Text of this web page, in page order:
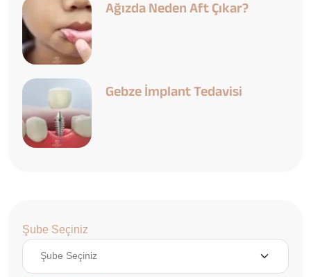
Ağızda Neden Aft Çıkar?
Gebze İmplant Tedavisi
Şube Seçiniz